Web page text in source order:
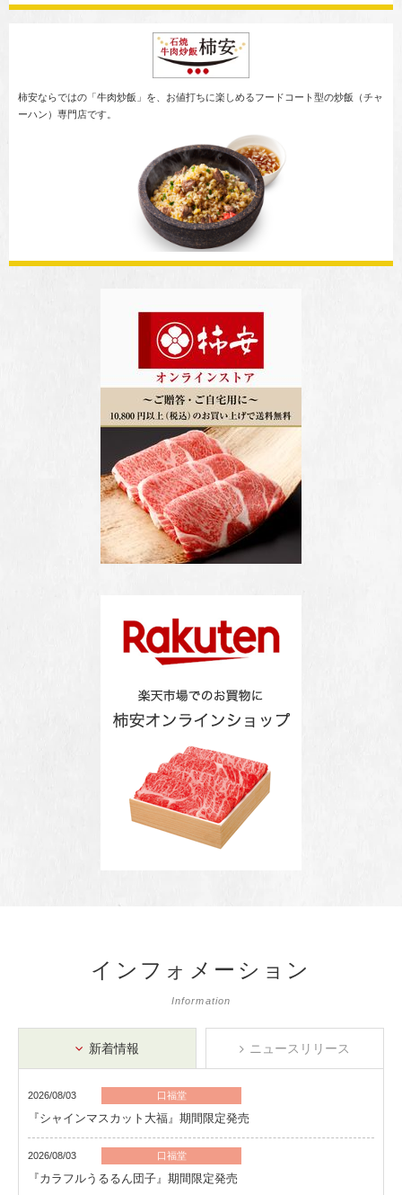
柿安ならではの「牛肉炒飯」を、お値打ちに楽しめるフードコート型の炒飯（チャ
ーハン）専門店です。
インフォメーション
Information
新着情報 ニュースリリース
2026/08/03 口福堂
『シャインマスカット大福』期間限定発売
2026/08/03 口福堂
『カラフルうるるん団子』期間限定発売